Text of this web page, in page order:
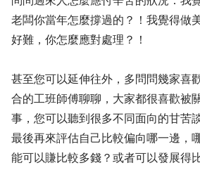
老闆你當年怎麼撐過的？！我覺得做
好難，你怎麼應對處理？！
甚至您可以延伸往外，多問問幾家喜
合的工班師傅聊聊，大家都很喜歡被
事，您可以聽到很多不同面向的甘苦談
最後再來評估自己比較偏向哪一邊，
能可以賺比較多錢？或者可以發展得